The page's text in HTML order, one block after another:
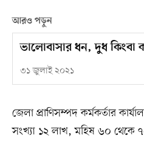
আরও পড়ুন
ভালোবাসার ধন, দুধ কিংবা
৩১ জুলাই ২০২১
জেলা প্রাণিসম্পদ কর্মকর্তার
সংখ্যা ১২ লাখ, মহিষ ৬০ থেকে